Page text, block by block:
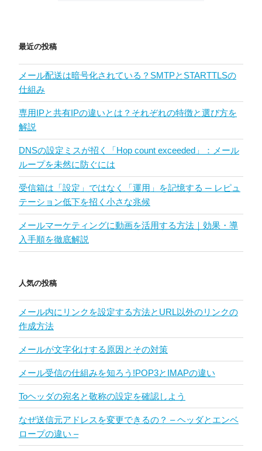
最近の投稿
メール配送は暗号化されている？SMTPとSTARTTLSの
仕組み
専用IPと共有IPの違いとは？それぞれの特徴と選び方を
解説
DNSの設定ミスが招く「Hop count exceeded」：メール
ループを未然に防ぐには
受信箱は「設定」ではなく「運用」を記憶する ─ レピュ
テーション低下を招く小さな兆候
メールマーケティングに動画を活用する方法｜効果・導
入手順を徹底解説
人気の投稿
メール内にリンクを設定する方法とURL以外のリンクの
作成方法
メールが文字化けする原因とその対策
メール受信の仕組みを知ろう!POP3とIMAPの違い
Toヘッダの宛名と敬称の設定を確認しよう
なぜ送信元アドレスを変更できるの？ – ヘッダとエンベ
ロープの違い –